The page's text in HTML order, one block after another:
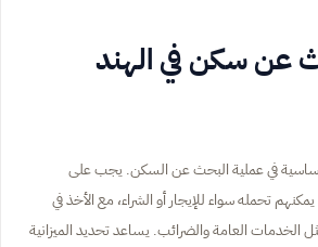
عن سكن في الهند
أساسية في عملية البحث عن السكن. يجب على
تحمله سواء للإيجار أو الشراء، مع الأخذ في
مثل الخدمات العامة والضرائب. يساعد تحديد الميزانية